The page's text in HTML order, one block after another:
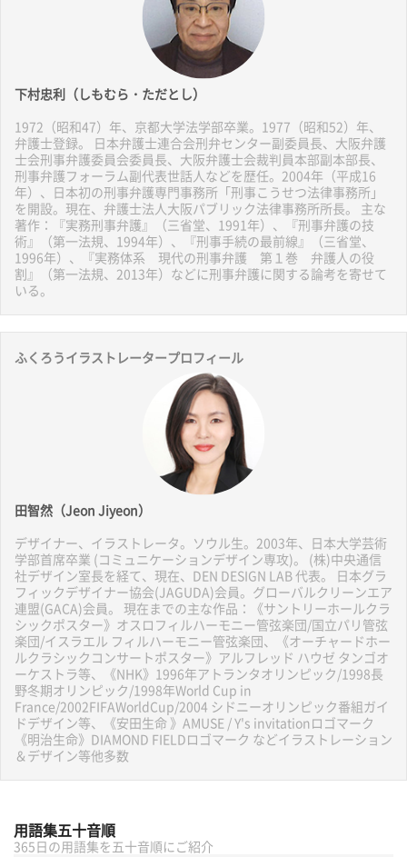
下村忠利（しもむら・ただとし）
1972（昭和47）年、京都大学法学部卒業。1977（昭和52）年、
弁護士登録。 日本弁護士連合会刑弁センター副委員長、大阪弁護
士会刑事弁護委員会委員長、大阪弁護士会裁判員本部副本部長、
刑事弁護フォーラム副代表世話人などを歴任。2004年（平成16
年）、日本初の刑事弁護専門事務所「刑事こうせつ法律事務所」
を開設。現在、弁護士法人大阪パブリック法律事務所所長。 主な
著作：『実務刑事弁護』（三省堂、1991年）、『刑事弁護の技
術』（第一法規、1994年）、『刑事手続の最前線』（三省堂、
1996年）、『実務体系 現代の刑事弁護 第１巻 弁護人の役
割』（第一法規、2013年）などに刑事弁護に関する論考を寄せて
いる。
ふくろうイラストレータープロフィール
田智然（Jeon Jiyeon）
デザイナー、イラストレータ。ソウル生。2003年、日本大学芸術
学部首席卒業 (コミュニケーションデザイン専攻)。 (株)中央通信
社デザイン室長を経て、現在、DEN DESIGN LAB 代表。 日本グラ
フィックデザイナー協会(JAGUDA)会員。グローバルクリーンエア
連盟(GACA)会員。 現在までの主な作品：《サントリーホールクラ
シックポスター》オスロフィルハーモニー管弦楽団/国立パリ管弦
楽団/イスラエル フィルハーモニー管弦楽団、《オーチャードホー
ルクラシックコンサートポスター》アルフレッド ハウゼ タンゴオ
ーケストラ等、《NHK》1996年アトランタオリンピック/1998長
野冬期オリンピック/1998年World Cup in
France/2002FIFAWorldCup/2004 シドニーオリンピック番組ガイ
ドデザイン等、《安田生命 》AMUSE / Y's invitationロゴマーク
《明治生命》DIAMOND FIELDロゴマーク などイラストレーション
＆デザイン等他多数
用語集五十音順
365日の用語集を五十音順にご紹介